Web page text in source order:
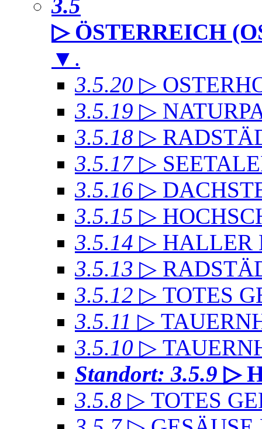
3.5
▷ ÖSTERREICH
▼ .
3.5.20 ▷
3.5.19 ▷
3.5.18 ▷
3.5.17 ▷
3.5.16 ▷
3.5.15 ▷
3.5.14 ▷ HALLER
3.5.13 ▷
3.5.12 ▷ TOTES
3.5.11 ▷
3.5.10 ▷
Standort: 3.5.9 ▷
3.5.8 ▷ TOTES